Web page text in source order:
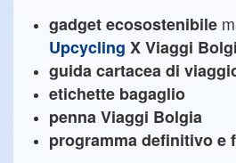
gadget ecosostenibile
Upcycling X Viaggi
guida cartacea di
etichette bagaglio
penna Viaggi Bolgia
programma definitivo e